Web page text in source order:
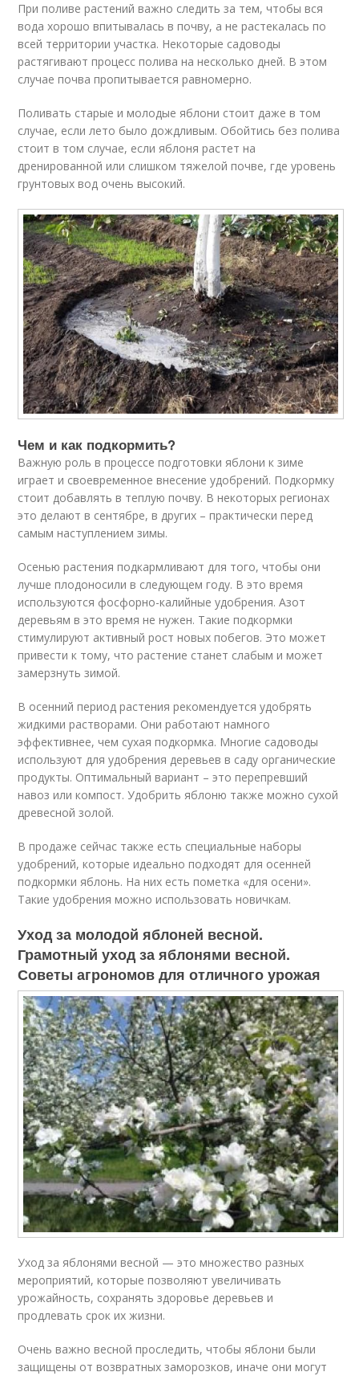
При поливе растений важно следить за тем, чтобы вся
вода хорошо впитывалась в почву, а не растекалась по
всей территории участка. Некоторые садоводы
растягивают процесс полива на несколько дней. В этом
случае почва пропитывается равномерно.
Поливать старые и молодые яблони стоит даже в том
случае, если лето было дождливым. Обойтись без полива
стоит в том случае, если яблоня растет на
дренированной или слишком тяжелой почве, где уровень
грунтовых вод очень высокий.
Чем и как подкормить?
Важную роль в процессе подготовки яблони к зиме
играет и своевременное внесение удобрений. Подкормку
стоит добавлять в теплую почву. В некоторых регионах
это делают в сентябре, в других – практически перед
самым наступлением зимы.
Осенью растения подкармливают для того, чтобы они
лучше плодоносили в следующем году. В это время
используются фосфорно-калийные удобрения. Азот
деревьям в это время не нужен. Такие подкормки
стимулируют активный рост новых побегов. Это может
привести к тому, что растение станет слабым и может
замерзнуть зимой.
В осенний период растения рекомендуется удобрять
жидкими растворами. Они работают намного
эффективнее, чем сухая подкормка. Многие садоводы
используют для удобрения деревьев в саду органические
продукты. Оптимальный вариант – это перепревший
навоз или компост. Удобрить яблоню также можно сухой
древесной золой.
В продаже сейчас также есть специальные наборы
удобрений, которые идеально подходят для осенней
подкормки яблонь. На них есть пометка «для осени».
Такие удобрения можно использовать новичкам.
Уход за молодой яблоней весной.
Грамотный уход за яблонями весной.
Советы агрономов для отличного урожая
Уход за яблонями весной — это множество разных
мероприятий, которые позволяют увеличивать
урожайность, сохранять здоровье деревьев и
продлевать срок их жизни.
Очень важно весной проследить, чтобы яблони были
защищены от возвратных заморозков, иначе они могут